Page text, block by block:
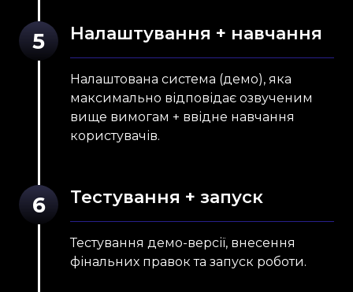
5 Налаштування + навчання
Налаштована система (демо), яка
максимально відповідає озвученим
вище вимогам + ввідне навчання
користувачів.
6 Тестування + запуск
Тестування демо-версії, внесення
фінальних правок та запуск роботи.